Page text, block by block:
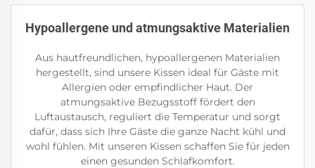
Hypoallergene und atmungsaktive Materialien
Aus hautfreundlichen, hypoallergenen Materialien
hergestellt, sind unsere Kissen ideal für Gäste mit
Allergien oder empfindlicher Haut. Der
atmungsaktive Bezugsstoff fördert den
Luftaustausch, reguliert die Temperatur und sorgt
dafür, dass sich Ihre Gäste die ganze Nacht kühl und
wohl fühlen. Mit unseren Kissen schaffen Sie für jeden
einen gesunden Schlafkomfort.